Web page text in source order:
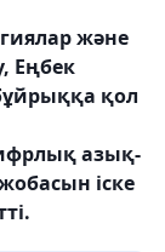
және
Еңбек
қол
азық-
іске